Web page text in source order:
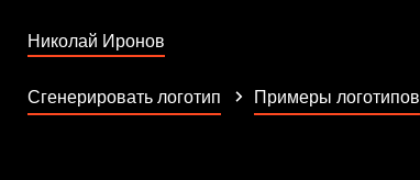
Николай Иронов
Сгенерировать логотип Примеры логотипов